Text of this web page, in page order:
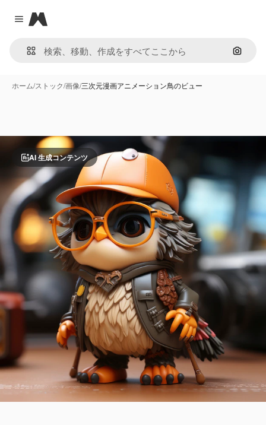
Close menu
Magnific
画像で
ホーム/ストック/画像/三次元漫画アニメーション鳥のビュー
AI 生成コンテンツ